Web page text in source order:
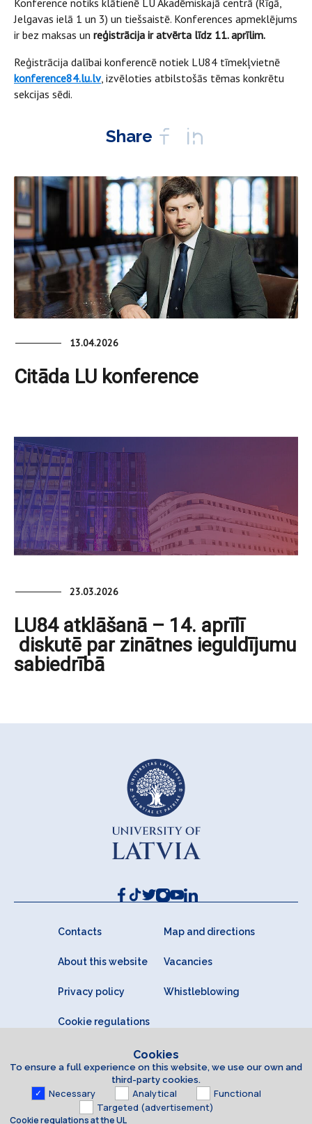
Jelgavas ielā 1 un 3) un tiešsaistē. Konferences apmeklējums
ir bez maksas un reģistrācija ir atvērta līdz 11. aprīlim.
Reģistrācija dalībai konferencē notiek LU84 tīmekļvietnē
konference84.lu.lv, izvēloties atbilstošās tēmas konkrētu
sekcijas sēdi.
Share
13.04.2026
Citāda LU konference
23.03.2026
LU84 atklāšanā – 14. aprīlī
diskutē par zinātnes ieguldījumu
sabiedrībā
Contacts Map and directions
About this website Vacancies
Privacy policy Whistleblowing
Cookie regulations
Cookies
To ensure a full experience on this website, we use our own and
third-party cookies.
Necessary Analytical
Functional
Targeted (advertisement)
Cookie regulations at the UL